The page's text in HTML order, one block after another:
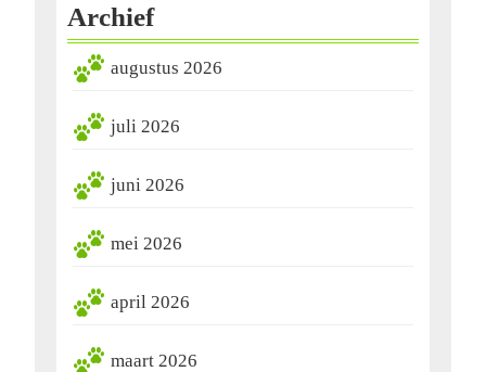
Archief
augustus 2026
juli 2026
juni 2026
mei 2026
april 2026
maart 2026